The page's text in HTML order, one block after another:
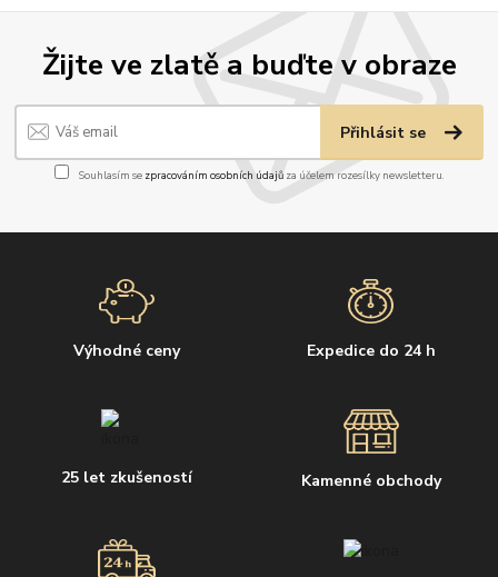
Žijte ve zlatě a buďte v obraze
Přihlásit se
Souhlasím se zpracováním osobních údajůza účelem rozesílky newsletteru.
Výhodné ceny Expedice do 24 h
25 let zkušeností Kamenné obchody